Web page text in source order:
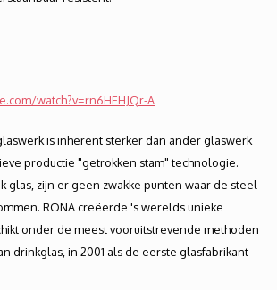
watch?v=rn6HEHJQr-A
is inherent sterker dan ander glaswerk
productie "getrokken stam" technologie.
glas, zijn er geen zwakke punten waar de steel
RONA creëerde 's werelds unieke
onder de meest vooruitstrevende methoden
drinkglas, in 2001 als de eerste glasfabrikant